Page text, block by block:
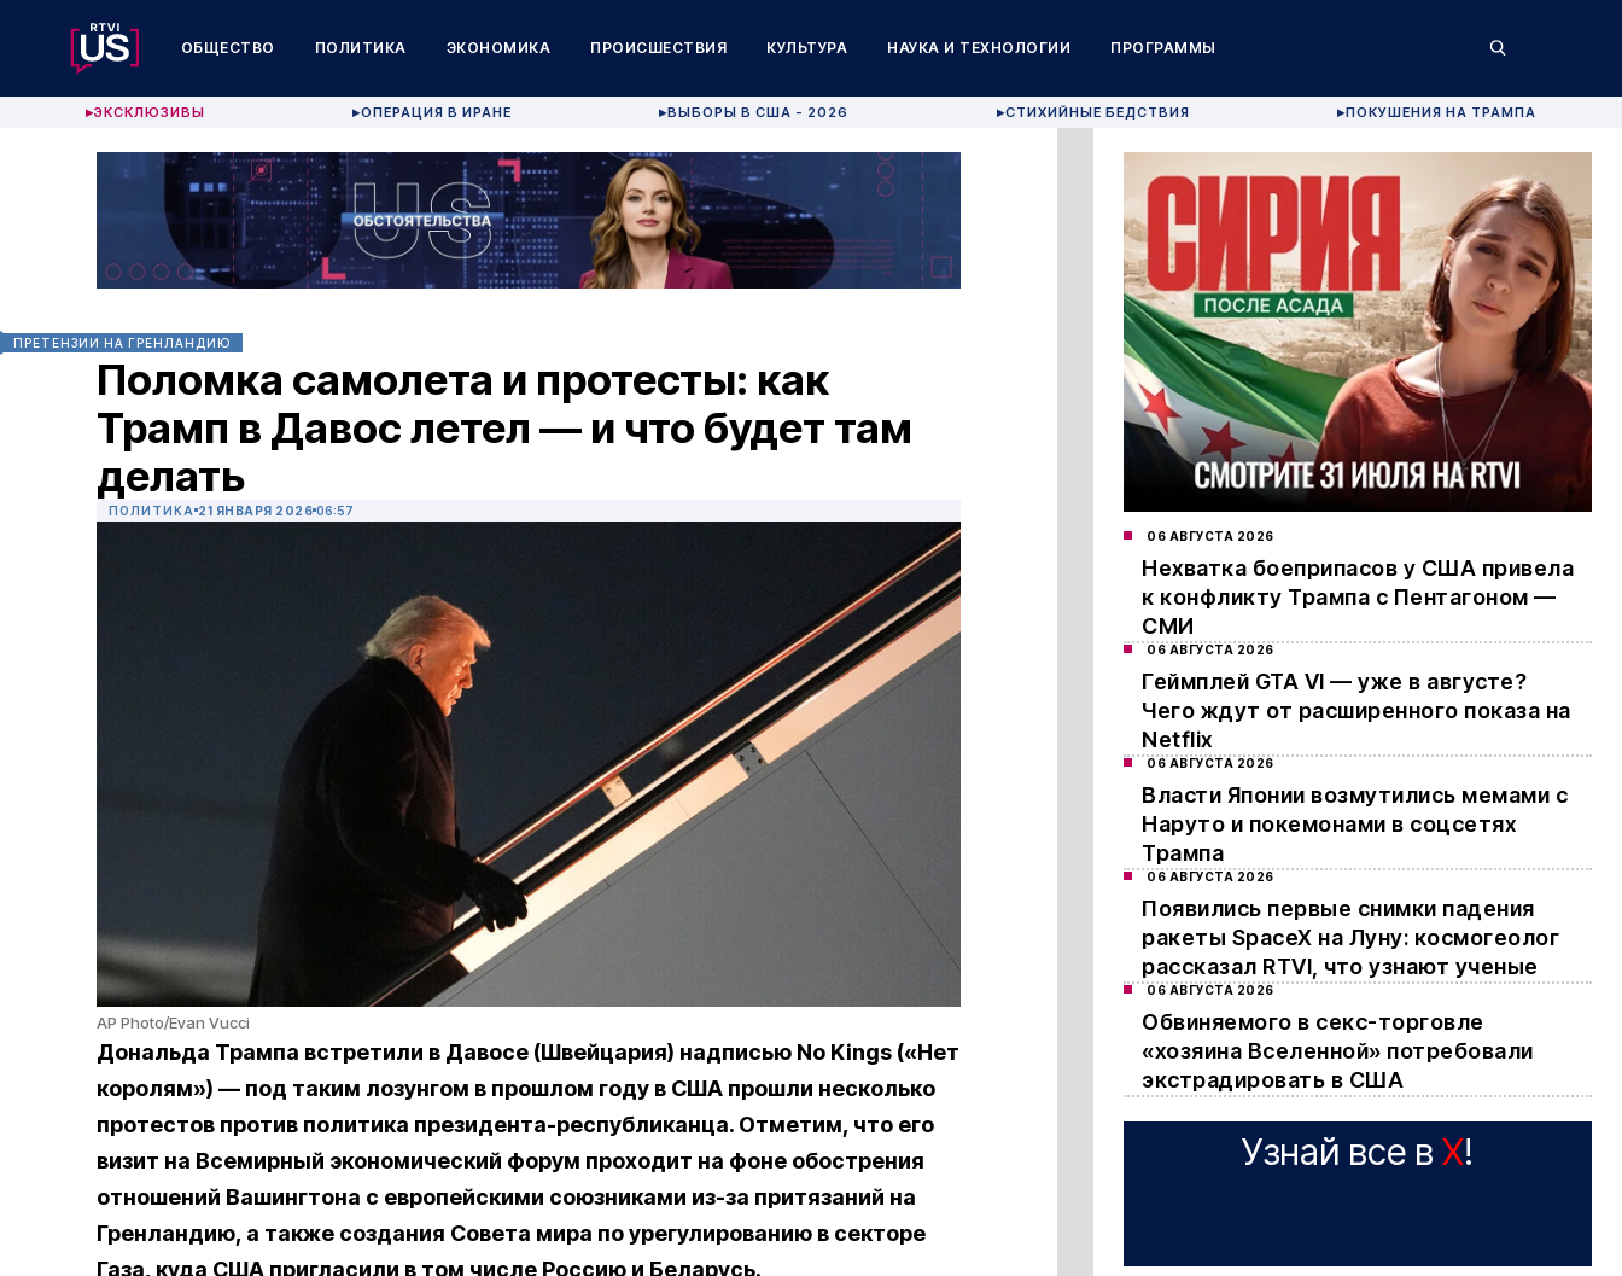
ОБЩЕСТВО ПОЛИТИКА ЭКОНОМИКА ПРОИСШЕСТВИЯ КУЛЬТУРА НАУКА И ТЕХНОЛОГИИ ПРОГРАММЫ
▶ЭКСКЛЮЗИВЫ ▶ОПЕРАЦИЯ В ИРАНЕ ▶ВЫБОРЫ В США - 2026 ▶СТИХИЙНЫЕ БЕДСТВИЯ ▶ПОКУШЕНИЯ НА ТРАМПА
ПРЕТЕНЗИИ НА ГРЕНЛАНДИЮ
Поломка самолета и протесты: как
Трамп в Давос летел — и что будет там
делать
ПОЛИТИКА 21 ЯНВАРЯ 2026 06:57
AP Photo/Evan Vucci
Дональда Трампа встретили в Давосе (Швейцария) надписью No Kings («Нет
королям») — под таким лозунгом в прошлом году в США прошли несколько
протестов против политика президента-республиканца. Отметим, что его
визит на Всемирный экономический форум проходит на фоне обострения
отношений Вашингтона с европейскими союзниками из-за притязаний на
Гренландию, а также создания Совета мира по урегулированию в секторе
Газа, куда США пригласили в том числе Россию и Беларусь.
06 АВГУСТА 2026
Нехватка боеприпасов у США привела
к конфликту Трампа с Пентагоном —
СМИ
06 АВГУСТА 2026
Геймплей GTA VI — уже в августе?
Чего ждут от расширенного показа на
Netflix
06 АВГУСТА 2026
Власти Японии возмутились мемами с
Наруто и покемонами в соцсетях
Трампа
06 АВГУСТА 2026
Появились первые снимки падения
ракеты SpaceX на Луну: космогеолог
рассказал RTVI, что узнают ученые
06 АВГУСТА 2026
Обвиняемого в секс-торговле
«хозяина Вселенной» потребовали
экстрадировать в США
Узнай все в X!